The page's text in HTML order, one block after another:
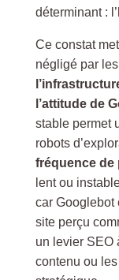
déterminant :
Ce constat
négligé par
l’attitude de
stable permet
robots
fréquence de
lent ou
car Googlebot
site perçu
un levier SEO
contenu ou les